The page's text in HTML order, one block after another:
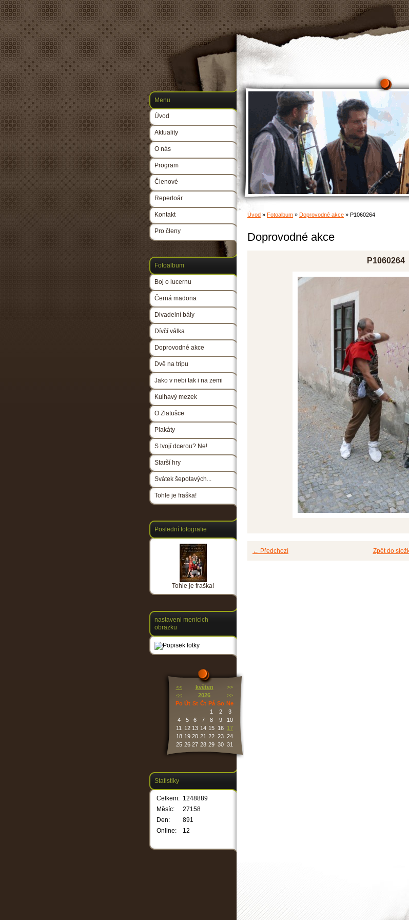
Úvod » Fotoalbum » Doprovodné akce » P1060264
Doprovodné akce
P1060264
← Předchozí Zpět do
Menu
Úvod
Aktuality
O nás
Program
Členové
Repertoár
Kontakt
Pro členy
Fotoalbum
Boj o lucernu
Černá madona
Divadelní bály
Dívčí válka
Doprovodné akce
Dvě na tripu
Jako v nebi tak i na zemi
Kulhavý mezek
O Zlatušce
Plakáty
S tvojí dcerou? Ne!
Starší hry
Svátek šepotavých...
Tohle je fraška!
Poslední fotografie
Tohle je fraška!
nastaveni menicich
obrazku
<< květen
>>
<<
2026
>>
Po Út St Čt Pá So Ne
1
2
3
4
5 6 7 8 9
10
11
12 13 14 15 16
17
18 19 20 21 22 23 24
25 26 27 28 29 30 31
Statistiky
Online: 12
Celkem: 1248889
Měsíc:
27158
Den:
891